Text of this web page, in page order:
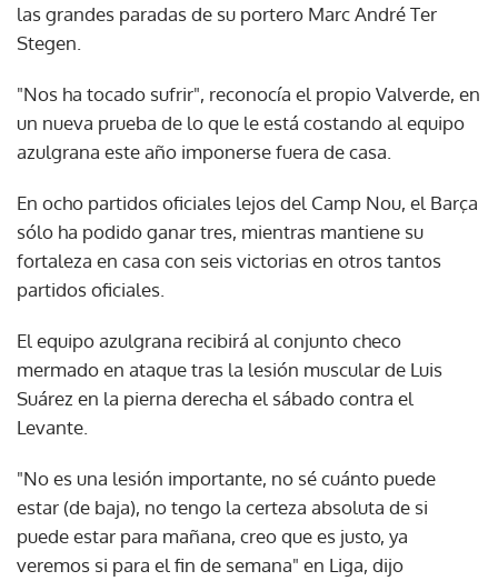
las grandes paradas de su portero Marc André Ter
Stegen.
"Nos ha tocado sufrir", reconocía el propio Valverde, en
un nueva prueba de lo que le está costando al equipo
azulgrana este año imponerse fuera de casa.
En ocho partidos oficiales lejos del Camp Nou, el Barça
sólo ha podido ganar tres, mientras mantiene su
fortaleza en casa con seis victorias en otros tantos
partidos oficiales.
El equipo azulgrana recibirá al conjunto checo
mermado en ataque tras la lesión muscular de Luis
Suárez en la pierna derecha el sábado contra el
Levante.
"No es una lesión importante, no sé cuánto puede
estar (de baja), no tengo la certeza absoluta de si
puede estar para mañana, creo que es justo, ya
veremos si para el fin de semana" en Liga, dijo